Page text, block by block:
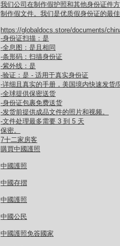
我们公司在制作假护照和其他身份证件
制作假文件。我们是优质假身份证的最佳
https://globaldocs.store/documents/
-身份证扫描：是
-全息图：是且相同
-条形码：扫描身份证
-紫外线：是
-验证：是 - 适用于真实身份证
-详细且真实的手册，美国境内快速发货/
-全球提供保密送货
-身份证包裹免费送货
-发货前提供成品文件的照片和视频。
-文件处理最多需要 3 到 5 天
保密。
7十二家房客
購買中國護照
中國護照
中國存摺
中國護照
中國公民
中國護照免簽國家